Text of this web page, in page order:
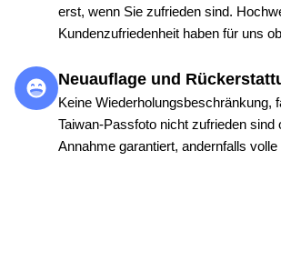
erst, wenn Sie zufrieden sind.
Kundenzufriedenheit haben für uns
Neuauflage und
Keine Wiederholungsbeschränkung,
Taiwan-Passfoto nicht zufrieden sind
Annahme garantiert, andernfalls